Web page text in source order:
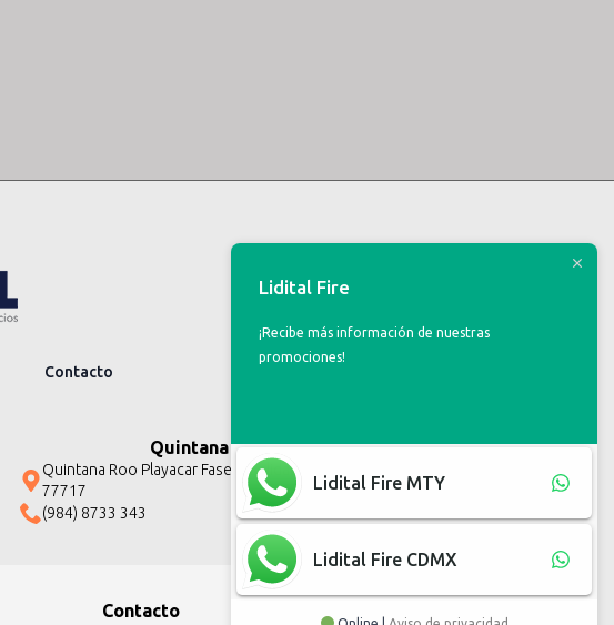
Contacto
Quintana Roo
Quintana Roo Playacar Fase II, Solidaridad Q.R.
77717
(984) 8733 343
Contacto
Lidital Fire
¡Recibe más información de nuestras
promociones!
Lidital Fire MTY
Lidital Fire CDMX